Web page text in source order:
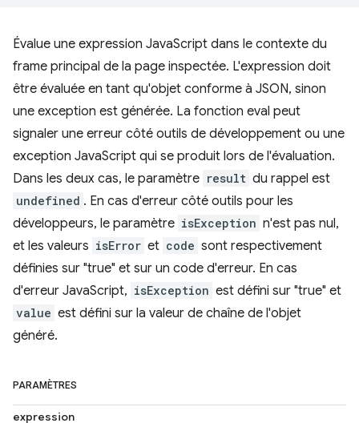
Évalue une expression JavaScript dans le contexte du
frame principal de la page inspectée. L'expression doit
être évaluée en tant qu'objet conforme à JSON, sinon
une exception est générée. La fonction eval peut
signaler une erreur côté outils de développement ou une
exception JavaScript qui se produit lors de l'évaluation.
Dans les deux cas, le paramètre result du rappel est
undefined . En cas d'erreur côté outils pour les
développeurs, le paramètre isException n'est pas nul,
et les valeurs isError et code sont respectivement
définies sur "true" et sur un code d'erreur. En cas
d'erreur JavaScript, isException est défini sur "true" et
value est défini sur la valeur de chaîne de l'objet
généré.
PARAMÈTRES
expression